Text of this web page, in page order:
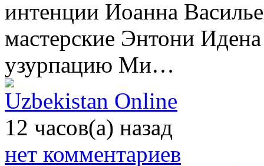
интенции Иоанна
мастерские Энтони
узурпацию Ми…
Uzbekistan Online
12 часов(а) назад
нет комментариев